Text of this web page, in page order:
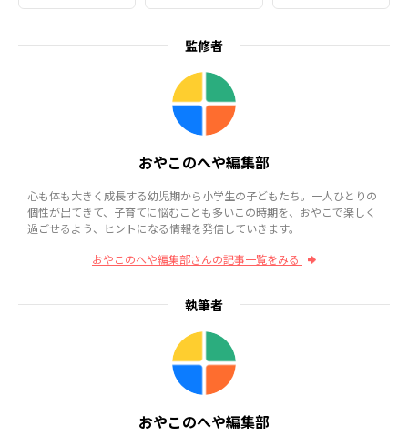
監修者
おやこのへや編集部
心も体も大きく成長する幼児期から小学生の子どもたち。一人ひとりの
個性が出てきて、子育てに悩むことも多いこの時期を、おやこで楽しく
過ごせるよう、ヒントになる情報を発信していきます。
おやこのへや編集部さんの記事一覧をみる
執筆者
おやこのへや編集部